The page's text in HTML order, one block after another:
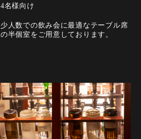
4名様向け
少人数での飲み会に最適なテーブル席
の半個室をご用意しております。